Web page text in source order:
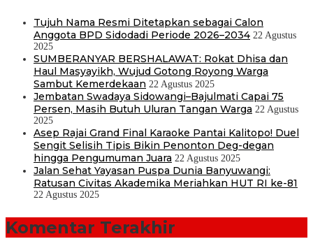
Tujuh Nama Resmi Ditetapkan sebagai Calon
Anggota BPD Sidodadi Periode 2026–2034 22 Agustus
2025
SUMBERANYAR BERSHALAWAT: Rokat Dhisa dan
Haul Masyayikh, Wujud Gotong Royong Warga
Sambut Kemerdekaan 22 Agustus 2025
Jembatan Swadaya Sidowangi–Bajulmati Capai 75
Persen, Masih Butuh Uluran Tangan Warga 22 Agustus
2025
Asep Rajai Grand Final Karaoke Pantai Kalitopo! Duel
Sengit Selisih Tipis Bikin Penonton Deg-degan
hingga Pengumuman Juara 22 Agustus 2025
Jalan Sehat Yayasan Puspa Dunia Banyuwangi:
Ratusan Civitas Akademika Meriahkan HUT RI ke-81
22 Agustus 2025
Komentar Terakhir